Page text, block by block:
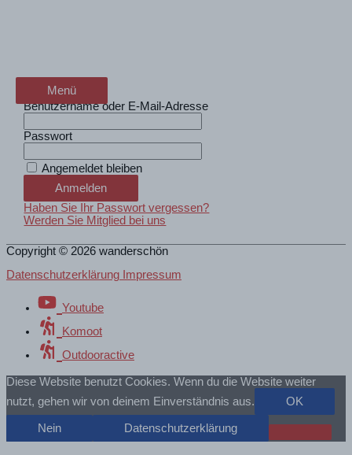
Menü
Menü
Benutzername oder E-Mail-Adresse
Passwort
Angemeldet bleiben
Haben Sie Ihr Passwort vergessen?
Werden Sie Mitglied bei uns
Copyright © 2026 wanderschön
Datenschutzerklärung Impressum
Youtube
Komoot
Outdooractive
Diese Website benutzt Cookies. Wenn du die Website weiter
nutzt, gehen wir von deinem Einverständnis aus.
OK
Nein Datenschutzerklärung